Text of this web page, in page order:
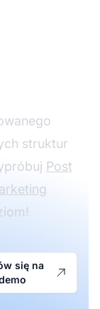
struktur
Post
się na